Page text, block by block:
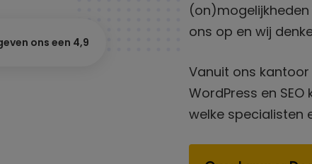
ons een 4,9
ons op en wij
Vanuit ons
WordPress en
welke specialisten